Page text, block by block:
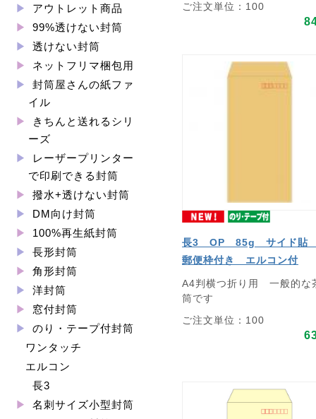
アウトレット商品
99%透けない封筒
透けない封筒
ネットフリマ梱包用
封筒屋さんの紙ファ
イル
きちんと送れるシリ
ーズ
レーザープリンター
で印刷できる封筒
撥水+透けない封筒
DM向け封筒
100%再生紙封筒
長形封筒
角形封筒
洋封筒
窓付封筒
のり・テープ付封筒
ワンタッチ
エルコン
長3
名刺サイズ小型封筒
ご注文単位：100
長3 OP 85g サイド
郵便枠付き エルコン付
A4判横つ折り用 一般的な
筒です
ご注文単位：100